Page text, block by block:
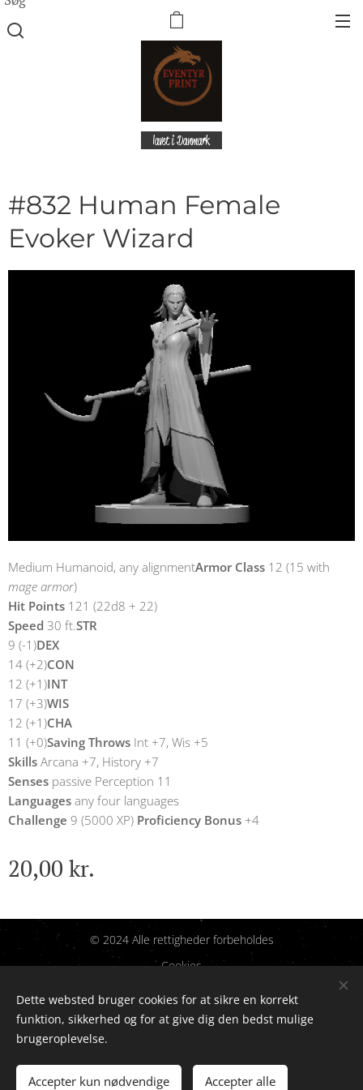
lavet i Danmark
#832 Human Female
Evoker Wizard
Medium Humanoid, any alignmentArmor Class 12 (15 with
mage armor)
Hit Points 121 (22d8 + 22)
Speed 30 ft.STR
9 (-1)DEX
14 (+2)CON
12 (+1)INT
17 (+3)WIS
12 (+1)CHA
11 (+0)Saving Throws Int +7, Wis +5
Skills Arcana +7, History +7
Senses passive Perception 11
Languages any four languages
Challenge 9 (5000 XP) Proficiency Bonus +4
20,00 kr.
Tilføj til kurven
© 2024 Alle rettigheder forbeholdes
Cookies
Sprog
Dansk
English
Dette websted bruger cookies for at sikre en korrekt
funktion, sikkerhed og for at give dig den bedst mulige
brugeroplevelse.
Accepter kun nødvendige Accepter alle